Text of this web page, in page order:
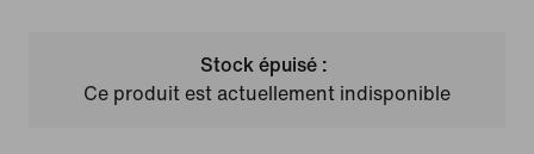
Stock épuisé :
Ce produit est actuellement indisponible